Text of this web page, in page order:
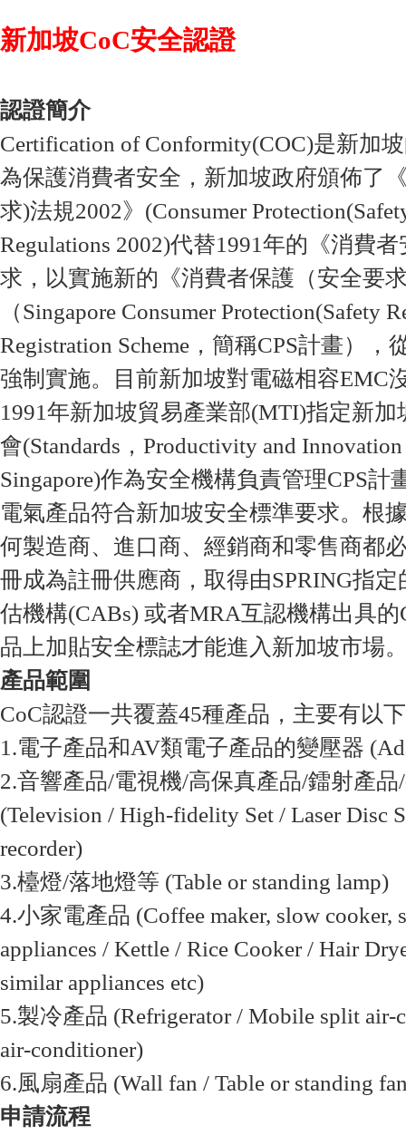
新加坡CoC安全認證
認證簡介
Certification of Conformity(COC)是新加
為保護消費者安全，新加坡政府頒佈了
求)法規2002》(Consumer
Regulations 2002)代替1991年的《消費
求，以實施新的《消費者保護（安全要
（Singapore Consumer Protection(Safety
Registration Scheme，簡稱CPS計畫），
強制實施。目前新加坡對電磁相容EMC
1991年新加坡貿易產業部(MTI)指定新
會(Standards，Productivity and
Singapore)作為安全機構負責管理CPS計
電氣產品符合新加坡安全標準要求。根
何製造商、進口商、經銷商和零售商都
冊成為註冊供應商，取得由SPRING指
估機構(CABs) 或者MRA互認機構出具
品上加貼安全標誌才能進入新加坡市場
產品範圍
CoC認證一共覆蓋45種產品，主要有以
1.電子產品和AV類電子產品的變壓器
2.音響產品/電視機/高保真產品/鐳射產
(Television / High-fidelity Set / Laser Disc
recorder)
3.檯燈/落地燈等 (Table or standing lamp)
4.小家電產品 (Coffee maker, slow cooker,
appliances / Kettle / Rice Cooker / Hair
similar appliances etc)
5.製冷產品 (Refrigerator / Mobile split air-
air-conditioner)
6.風扇產品 (Wall fan / Table or standing
申請流程